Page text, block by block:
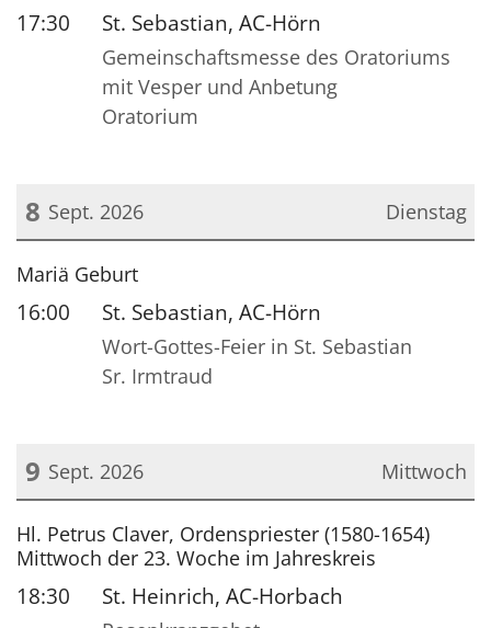
17:30 St. Sebastian, AC-Hörn
Gemeinschaftsmesse des Oratoriums
mit Vesper und Anbetung
Oratorium
Dienstag
8 Sept. 2026
Datum: 8. September 2026
Mariä Geburt
16:00 St. Sebastian, AC-Hörn
Wort-Gottes-Feier in St. Sebastian
Sr. Irmtraud
Mittwoch
9 Sept. 2026
Datum: 9. September 2026
Hl. Petrus Claver, Ordenspriester (1580-1654)
Mittwoch der 23. Woche im Jahreskreis
18:30 St. Heinrich, AC-Horbach